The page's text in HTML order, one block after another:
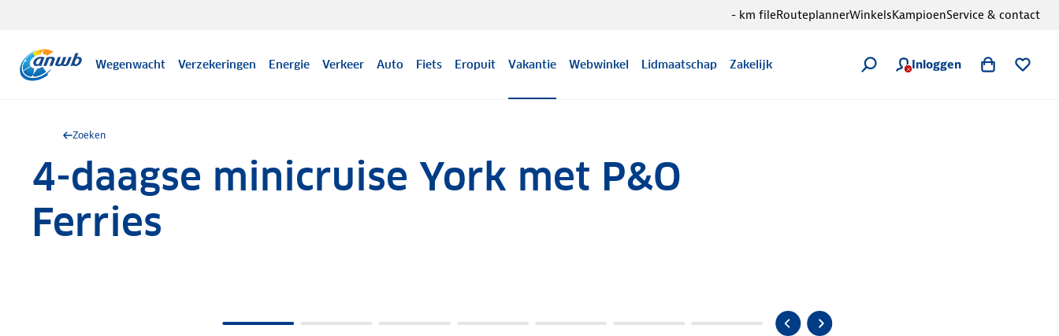
Wegenwacht Verzekeringen Energie Verkeer Auto Fiets Eropuit Vakantie Webwinkel Lidmaatschap Zakelijk Inloggen
- km fileRouteplannerWinkelsKampioenService & contact
Zoeken
.4-daagse minicruise York met P&O
Ferries